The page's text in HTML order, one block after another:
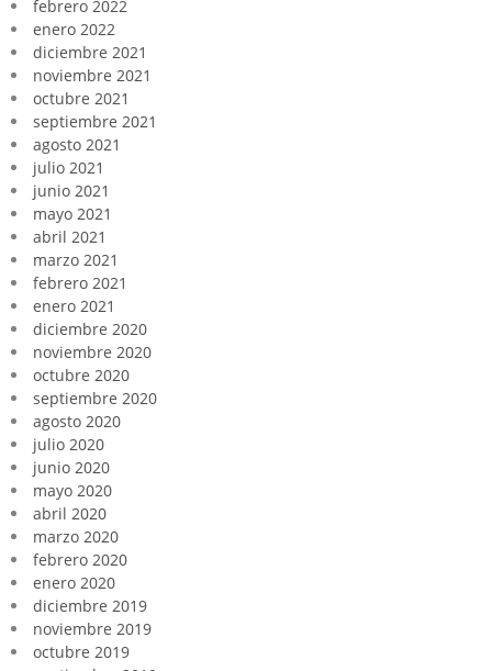
febrero 2022
enero 2022
diciembre 2021
noviembre 2021
octubre 2021
septiembre 2021
agosto 2021
julio 2021
junio 2021
mayo 2021
abril 2021
marzo 2021
febrero 2021
enero 2021
diciembre 2020
noviembre 2020
octubre 2020
septiembre 2020
agosto 2020
julio 2020
junio 2020
mayo 2020
abril 2020
marzo 2020
febrero 2020
enero 2020
diciembre 2019
noviembre 2019
octubre 2019